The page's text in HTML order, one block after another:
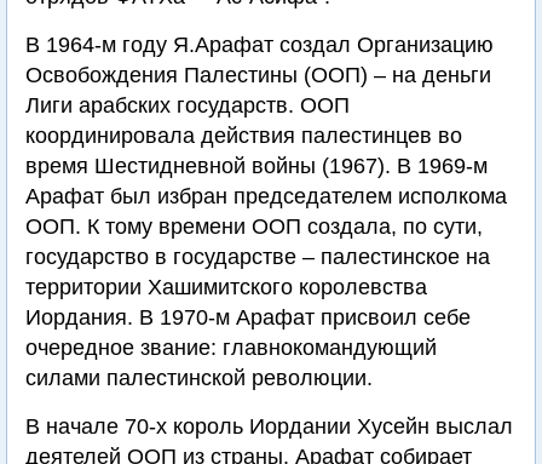
В 1964-м году Я.Арафат создал Организацию
Освобождения Палестины (ООП) – на деньги
Лиги арабских государств. ООП
координировала действия палестинцев во
время Шестидневной войны (1967). В 1969-м
Арафат был избран председателем исполкома
ООП. К тому времени ООП создала, по сути,
государство в государстве – палестинское на
территории Хашимитского королевства
Иордания. В 1970-м Арафат присвоил себе
очередное звание: главнокомандующий
силами палестинской революции.
В начале 70-х король Иордании Хусейн выслал
деятелей ООП из страны. Арафат собирает